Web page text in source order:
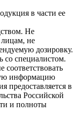
в части ее
Не
лицам, не
дозировку.
со специалистом.
информацию
предоставляется в
Российской
и полноты